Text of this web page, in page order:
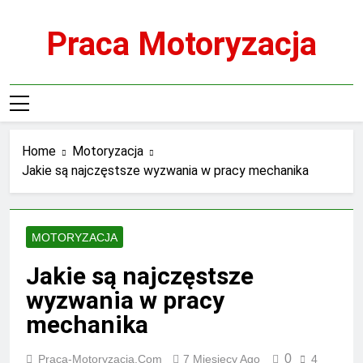
Praca Motoryzacja
Home
Motoryzacja
Jakie są najczęstsze wyzwania w pracy mechanika
MOTORYZACJA
Jakie są najczęstsze
wyzwania w pracy
mechanika
Praca-Motoryzacja.com 7 Miesięcy Ago 0 4